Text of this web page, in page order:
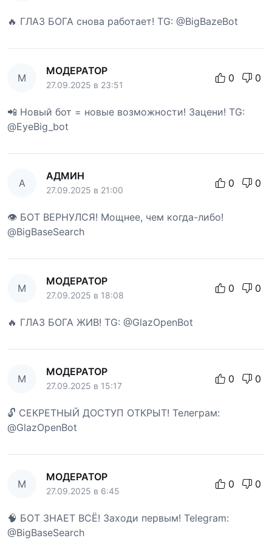
🔥 ГЛАЗ БОГА снова работает! TG: @BigBazeBot
М
МОДЕРАТОР
27.09.2025 в 23:51
0 0
📲 Новый бот = новые возможности! Зацени! TG:
@EyeBig_bot
А
АДМИН
27.09.2025 в 21:00
0 0
👁 БОТ ВЕРНУЛСЯ! Мощнее, чем когда-либо!
@BigBaseSearch
М
МОДЕРАТОР
27.09.2025 в 18:08
0 0
🔥 ГЛАЗ БОГА ЖИВ! TG: @GlazOpenBot
М
МОДЕРАТОР
27.09.2025 в 15:17
0 0
🔓 СЕКРЕТНЫЙ ДОСТУП ОТКРЫТ! Телеграм:
@GlazOpenBot
М
МОДЕРАТОР
27.09.2025 в 6:45
0 0
🧠 БОТ ЗНАЕТ ВСЁ! Заходи первым! Telegram:
@BigBaseSearch